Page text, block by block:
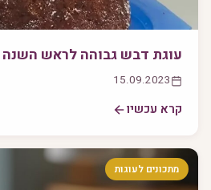
עוגת דבש גבוהה לראש השנה
15.09.2023
קרא עכשיו
מתכונים לעוגות